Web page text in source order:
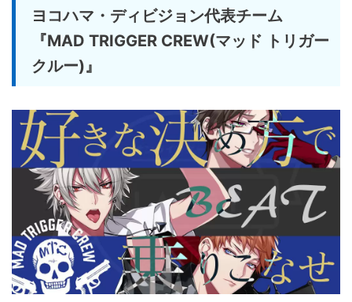
ヨコハマ・ディビジョン代表チーム
『MAD TRIGGER CREW(マッド トリガー
クルー)』